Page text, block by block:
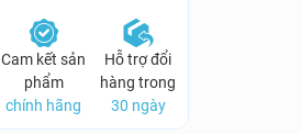
Cam kết sản
phẩm
chính hãng
Hỗ trợ đổi
hàng trong
30 ngày